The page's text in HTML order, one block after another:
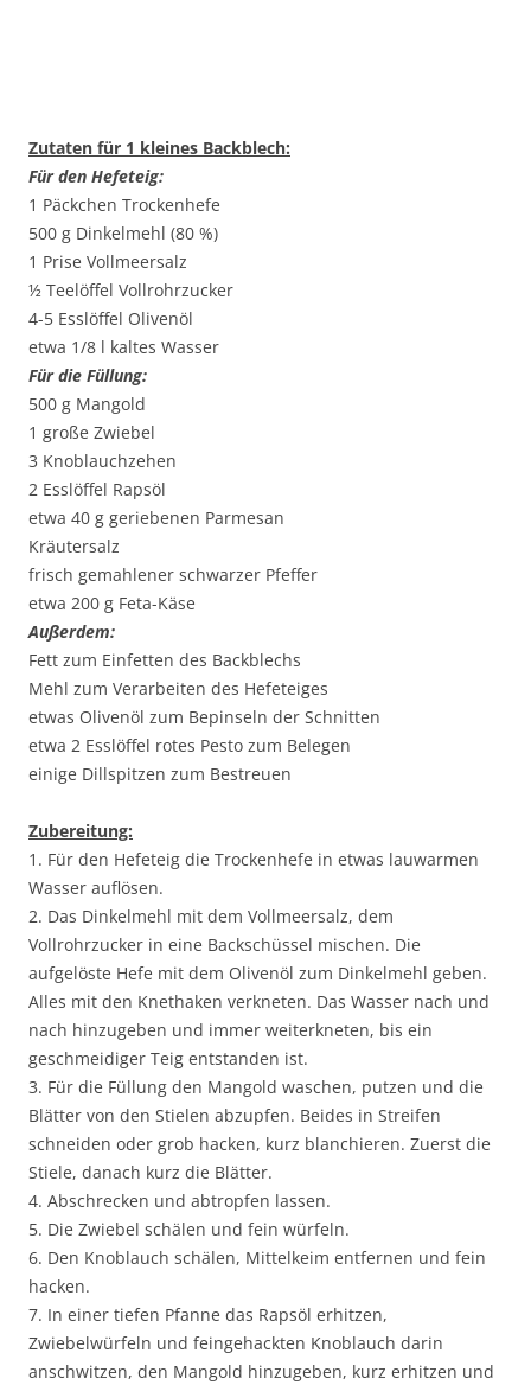
Zutaten für 1 kleines Backblech:
Für den Hefeteig:
1 Päckchen Trockenhefe
500 g Dinkelmehl (80 %)
1 Prise Vollmeersalz
½ Teelöffel Vollrohrzucker
4-5 Esslöffel Olivenöl
etwa 1/8 l kaltes Wasser
Für die Füllung:
500 g Mangold
1 große Zwiebel
3 Knoblauchzehen
2 Esslöffel Rapsöl
etwa 40 g geriebenen Parmesan
Kräutersalz
frisch gemahlener schwarzer Pfeffer
etwa 200 g Feta-Käse
Außerdem:
Fett zum Einfetten des Backblechs
Mehl zum Verarbeiten des Hefeteiges
etwas Olivenöl zum Bepinseln der Schnitten
etwa 2 Esslöffel rotes Pesto zum Belegen
einige Dillspitzen zum Bestreuen
Zubereitung:
1. Für den Hefeteig die Trockenhefe in etwas lauwarmen
Wasser auflösen.
2. Das Dinkelmehl mit dem Vollmeersalz, dem
Vollrohrzucker in eine Backschüssel mischen. Die
aufgelöste Hefe mit dem Olivenöl zum Dinkelmehl geben.
Alles mit den Knethaken verkneten. Das Wasser nach und
nach hinzugeben und immer weiterkneten, bis ein
geschmeidiger Teig entstanden ist.
3. Für die Füllung den Mangold waschen, putzen und die
Blätter von den Stielen abzupfen. Beides in Streifen
schneiden oder grob hacken, kurz blanchieren. Zuerst die
Stiele, danach kurz die Blätter.
4. Abschrecken und abtropfen lassen.
5. Die Zwiebel schälen und fein würfeln.
6. Den Knoblauch schälen, Mittelkeim entfernen und fein
hacken.
7. In einer tiefen Pfanne das Rapsöl erhitzen,
Zwiebelwürfeln und feingehackten Knoblauch darin
anschwitzen, den Mangold hinzugeben, kurz erhitzen und